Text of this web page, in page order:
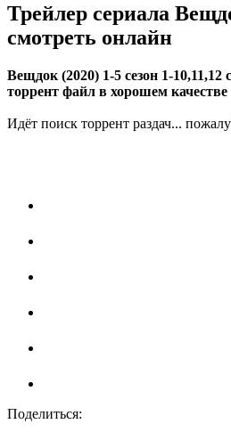
Трейлер сериала
смотреть онлайн
Вещдок (2020) 1-5 сезон 1-10,11,12
торрент файл в хорошем качестве
Идёт поиск торрент раздач...
Поделиться: